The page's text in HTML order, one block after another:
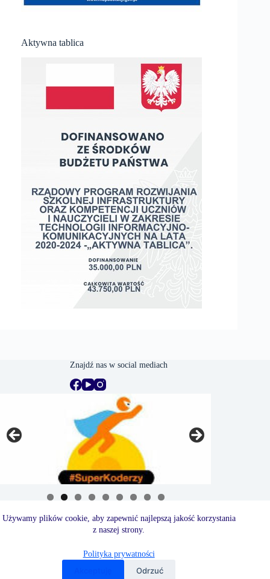
Używamy plików cookie, aby zapewnić najlepszą jakość korzystania
z naszej strony.
Polityka prywatności
Odrzuć
Aktywna tablica
Znajdź nas w social mediach
Copyright © 2026 - Szkoła Podstawowa nr 6 w Białej